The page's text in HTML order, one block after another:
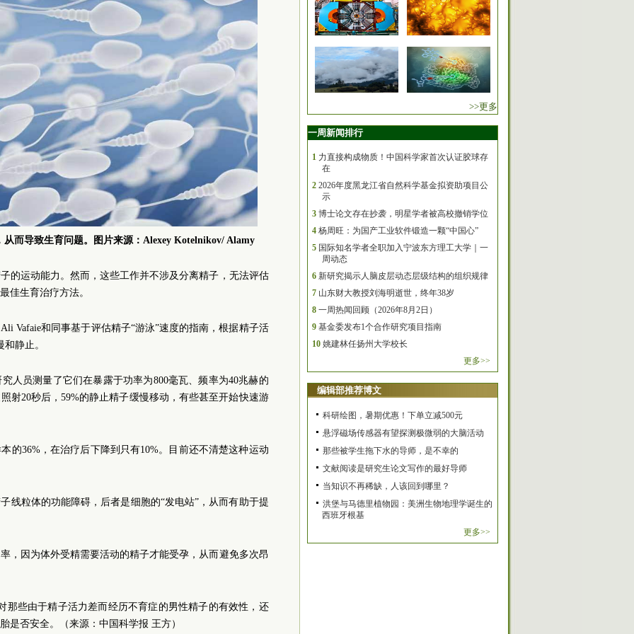
而导致生育问题。图片来源：Alexey Kotelnikov/ Alamy
的运动能力。然而，这些工作并不涉及分离精子，无法评估
佳生育治疗方法。
Vafaie和同事基于评估精子“游泳”速度的指南，根据精子活
静止。
人员测量了它们在暴露于功率为800毫瓦、频率为40兆赫的
射20秒后，59%的静止精子缓慢移动，有些甚至开始快速游
的36%，在治疗后下降到只有10%。目前还不清楚这种运动
线粒体的功能障碍，后者是细胞的“发电站”，从而有助于提
，因为体外受精需要活动的精子才能受孕，从而避免多次昂
那些由于精子活力差而经历不育症的男性精子的有效性，还
是否安全。（来源：中国科学报 王方）
>>更多
一周新闻排行
1 力直接构成物质！中国科学家首次认证胶球存
在
2 2026年度黑龙江省自然科学基金拟资助项目公
示
3 博士论文存在抄袭，明星学者被高校撤销学位
4 杨周旺：为国产工业软件锻造一颗“中国心”
5 国际知名学者全职加入宁波东方理工大学｜一
周动态
6 新研究揭示人脑皮层动态层级结构的组织规律
7 山东财大教授刘海明逝世，终年38岁
8 一周热闻回顾（2026年8月2日）
9 基金委发布1个合作研究项目指南
10 姚建林任扬州大学校长
更多>>
编辑部推荐博文
科研绘图，暑期优惠！下单立减500元
悬浮磁场传感器有望探测极微弱的大脑活动
那些被学生拖下水的导师，是不幸的
文献阅读是研究生论文写作的最好导师
当知识不再稀缺，人该回到哪里？
洪堡与马德里植物园：美洲生物地理学诞生的
西班牙根基
更多>>